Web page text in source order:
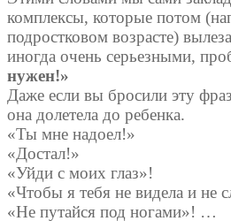
комплексы, которые потом
подростковом возрасте)
иногда очень серьезными,
нужен!»
Даже если вы бросили эту
она долетела до ребенка.
«Ты мне надоел!»
«Достал!»
«Уйди с моих глаз»!
«Чтобы я тебя не видела и не
«Не путайся под ногами»! …